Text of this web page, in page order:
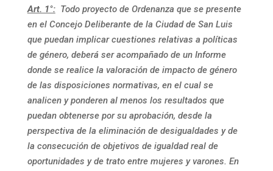
Art. 1°: Todo proyecto de Ordenanza que se presente
en el Concejo Deliberante de la Ciudad de San Luis
que puedan implicar cuestiones relativas a políticas
de género, deberá ser acompañado de un Informe
donde se realice la valoración de impacto de género
de las disposiciones normativas, en el cual se
analicen y ponderen al menos los resultados que
puedan obtenerse por su aprobación, desde la
perspectiva de la eliminación de desigualdades y de
la consecución de objetivos de igualdad real de
oportunidades y de trato entre mujeres y varones. En